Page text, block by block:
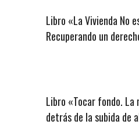
Libro «La Vivienda No
Recuperando un
Libro «Tocar fondo. La
detrás de la subida de